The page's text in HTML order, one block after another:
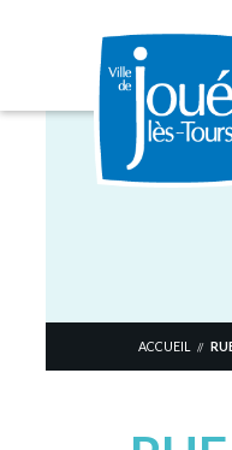
Aller
ACCUEIL //